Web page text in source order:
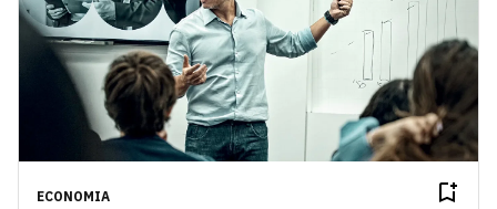
ECONOMIA